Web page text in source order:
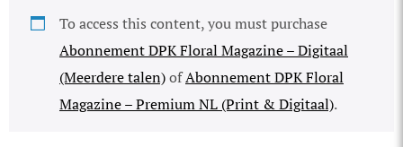
To access this content, you must purchase
Abonnement DPK Floral Magazine – Digitaal
(Meerdere talen)ofAbonnement DPK Floral
Magazine – Premium NL (Print & Digitaal).